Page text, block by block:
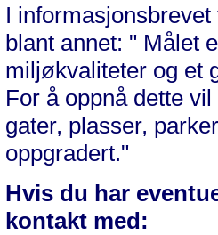
I
blant annet: " Målet
miljøkvaliteter og et
For å oppnå dette
gater, plasser,
oppgradert."
Hvis du har
kontakt med: